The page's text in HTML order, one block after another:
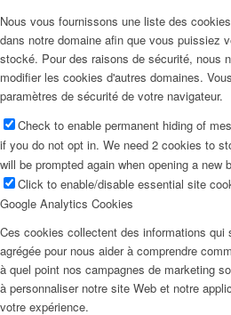
Nous vous fournissons une liste des
dans notre domaine afin que vous puissiez
stocké. Pour des raisons de sécurité, nous
modifier les cookies d'autres domaines.
paramètres de sécurité de votre navigateur.
Check to enable permanent hiding of
if you do not opt in. We need 2 cookies to
will be prompted again when opening a new
Click to enable/disable essential site
Google Analytics Cookies
Ces cookies collectent des informations
agrégée pour nous aider à comprendre
à quel point nos campagnes de marketing
à personnaliser notre site Web et notre
votre expérience.